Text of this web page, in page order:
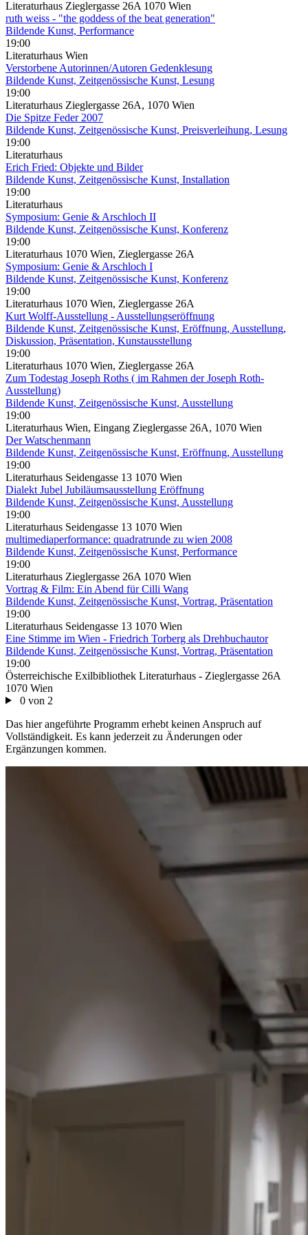
Literaturhaus Zieglergasse 26A 1070 Wien
ruth weiss - "the goddess of the beat generation"
Bildende Kunst, Performance
19:00
Literaturhaus Wien
Verstorbene Autorinnen/Autoren Gedenklesung
Bildende Kunst, Zeitgenössische Kunst, Lesung
19:00
Literaturhaus Zieglergasse 26A, 1070 Wien
Die Spitze Feder 2007
Bildende Kunst, Zeitgenössische Kunst, Preisverleihung, Lesung
19:00
Literaturhaus
Erich Fried: Objekte und Bilder
Bildende Kunst, Zeitgenössische Kunst, Installation
19:00
Literaturhaus
Symposium: Genie & Arschloch II
Bildende Kunst, Zeitgenössische Kunst, Konferenz
19:00
Literaturhaus 1070 Wien, Zieglergasse 26A
Symposium: Genie & Arschloch I
Bildende Kunst, Zeitgenössische Kunst, Konferenz
19:00
Literaturhaus 1070 Wien, Zieglergasse 26A
Kurt Wolff-Ausstellung - Ausstellungseröffnung
Bildende Kunst, Zeitgenössische Kunst, Eröffnung, Ausstellung,
Diskussion, Präsentation, Kunstausstellung
19:00
Literaturhaus 1070 Wien, Zieglergasse 26A
Zum Todestag Joseph Roths ( im Rahmen der Joseph Roth-
Ausstellung)
Bildende Kunst, Zeitgenössische Kunst, Ausstellung
19:00
Literaturhaus Wien, Eingang Zieglergasse 26A, 1070 Wien
Der Watschenmann
Bildende Kunst, Zeitgenössische Kunst, Eröffnung, Ausstellung
19:00
Literaturhaus Seidengasse 13 1070 Wien
Dialekt Jubel Jubiläumsausstellung Eröffnung
Bildende Kunst, Zeitgenössische Kunst, Ausstellung
19:00
Literaturhaus Seidengasse 13 1070 Wien
multimediaperformance: quadratrunde zu wien 2008
Bildende Kunst, Zeitgenössische Kunst, Performance
19:00
Literaturhaus Zieglergasse 26A 1070 Wien
Vortrag & Film: Ein Abend für Cilli Wang
Bildende Kunst, Zeitgenössische Kunst, Vortrag, Präsentation
19:00
Literaturhaus Seidengasse 13 1070 Wien
Eine Stimme im Wien - Friedrich Torberg als Drehbuchautor
Bildende Kunst, Zeitgenössische Kunst, Vortrag, Präsentation
19:00
Österreichische Exilbibliothek Literaturhaus - Zieglergasse 26A
1070 Wien
0 von 2
Das hier angeführte Programm erhebt keinen Anspruch auf
Vollständigkeit. Es kann jederzeit zu Änderungen oder
Ergänzungen kommen.